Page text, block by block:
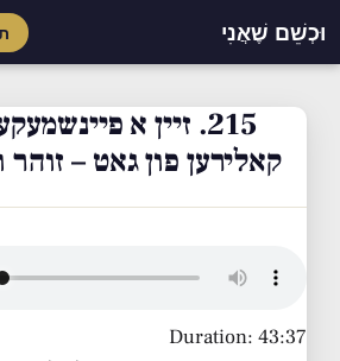
וּכְשֵׁם שֶׁאֲנִי
215. זיין א
קאלירען פון גאט –
Duration: 43:37